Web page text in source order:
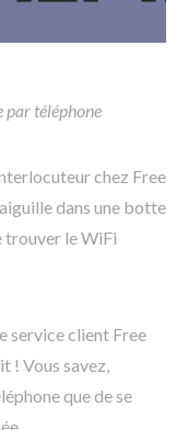
par téléphone
chez Free
dans une botte
trouver le WiFi
service client Free
! Vous savez,
que de se